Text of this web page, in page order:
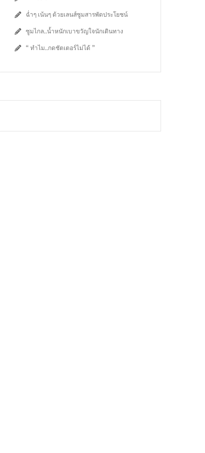
ฉ่ำๆ เน้นๆ ด้วยเลนส์ซูมสารพัดประโยชน์
ซูมไกล..น้ำหนักเบาขวัญใจนักเดินทาง
“ ทำไม..กดชัตเตอร์ไม่ได้ ”